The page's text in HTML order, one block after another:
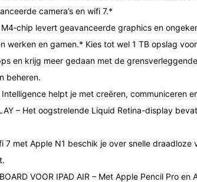
camera’s en wifi 7.*
M4‑chip levert geavanceerde graphics en
werken en gamen.* Kies tot wel 1 TB opslag
en krijg meer gedaan met de
beheren.
Intelligence helpt je met creëren,
– Het oogstrelende Liquid Retina-display
7 met Apple N1 beschik je over snelle
VOOR IPAD AIR – Met Apple Pencil